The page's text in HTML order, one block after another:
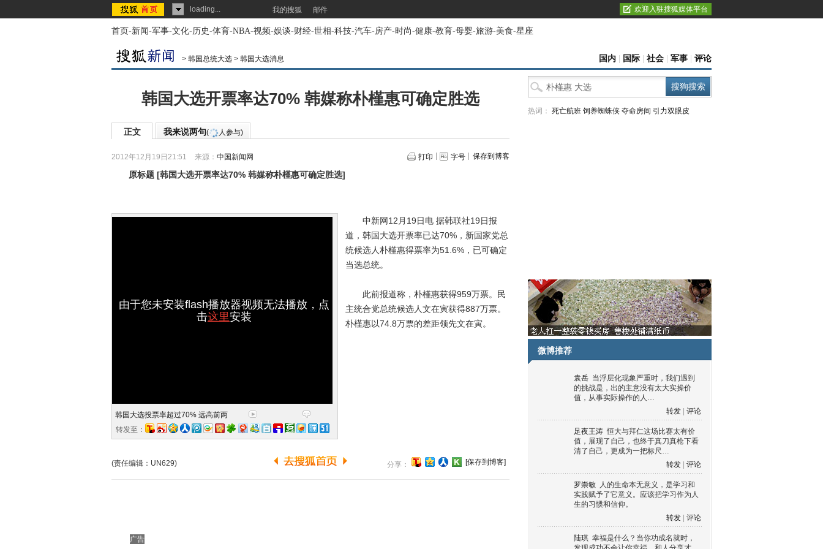
loading... 我的搜狐 邮件 欢迎入驻搜狐媒体平台
首页-新闻-军事-文化-历史-体育-NBA-视频-娱谈-财经-世相-科技-汽车-房产-时尚-健康-教育-母婴-旅游-美食-星座
> 韩国总统大选 > 韩国大选消息 国内 国际 社会 军事 评论
韩国大选开票率达70% 韩媒称朴槿惠可确定胜选
正文 我来说两句( 人参与)
2012年12月19日21:51 来源： 中国新闻网 打印 字号 保存到博客
原标题 [韩国大选开票率达70% 韩媒称朴槿惠可确定胜选]
由于您未安装flash播放器视频无法播放，点
击这里安装
韩国大选投票率超过70% 远高前两
转发至：
中新网12月19日电 据韩联社19日报
道，韩国大选开票率已达70%，新国家党总
统候选人朴槿惠得票率为51.6%，已可确定
当选总统。
此前报道称，朴槿惠获得959万票。民
主统合党总统候选人文在寅获得887万票。
朴槿惠以74.8万票的差距领先文在寅。
(责任编辑：UN629) 分享： [保存到博客]
广告
热词： 死亡航班 饲养蜘蛛侠 夺命房间 引力双眼皮
微博推荐
袁岳 当浮层化现象严重时，我们遇到
的挑战是，出的主意没有太大实操价
值，从事实际操作的人…
转发
评论
足夜王涛 恒大与拜仁这场比赛太有价
值，展现了自己，也终于真刀真枪下看
清了自己，更成为一把标尺…
转发
评论
罗崇敏 人的生命本无意义，是学习和
实践赋予了它意义。应该把学习作为人
生的习惯和信仰。
转发
评论
陆琪 幸福是什么？当你功成名就时，